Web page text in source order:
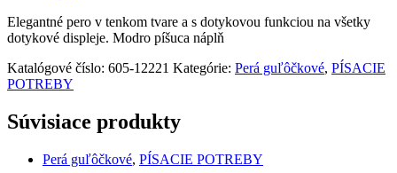
quantity
Elegantné pero v tenkom tvare a s dotykovou funkciou na všetky
dotykové displeje. Modro píšuca náplň
Katalógové číslo: 605-12221 Kategórie: Perá guľôčkové, PÍSACIE
POTREBY
Súvisiace produkty
Perá guľôčkové, PÍSACIE POTREBY